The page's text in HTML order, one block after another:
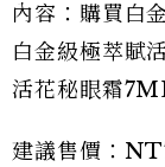
內容：購買白
白金級極萃賦
活花秘眼霜
建議售價：